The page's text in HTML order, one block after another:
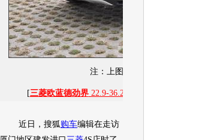
注：上图为资料图片 与信息来源无关
[三菱欧蓝德劲界22.9-36.2万
近日，搜狐 购车编辑在走访